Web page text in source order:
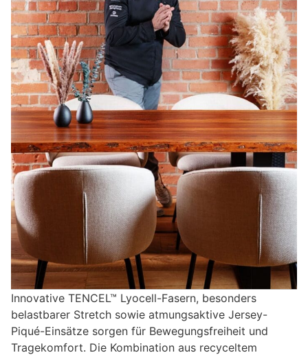
Innovative TENCEL™ Lyocell-Fasern, besonders
belastbarer Stretch sowie atmungsaktive Jersey-
Piqué-Einsätze sorgen für Bewegungsfreiheit und
Tragekomfort. Die Kombination aus recyceltem